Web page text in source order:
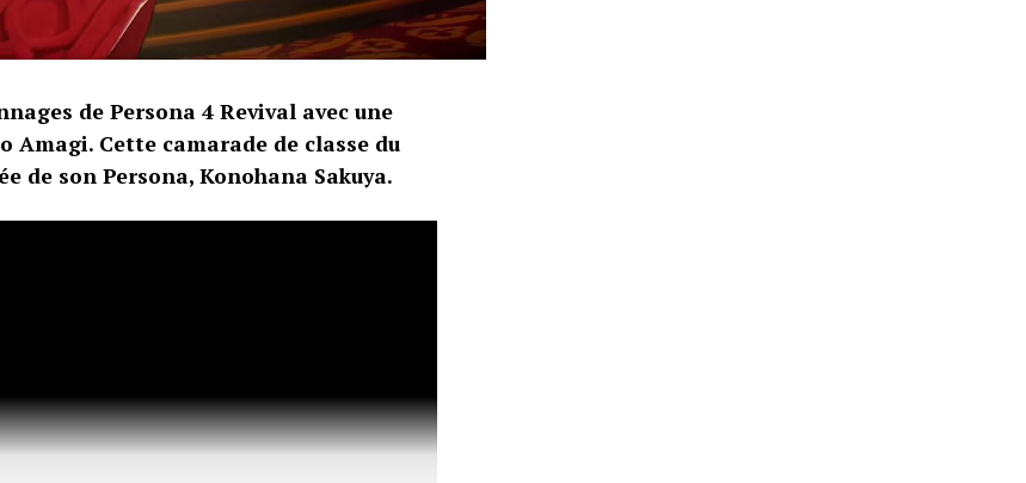
de Persona 4 Revival avec une
Amagi. Cette camarade de classe du
de son Persona, Konohana Sakuya.